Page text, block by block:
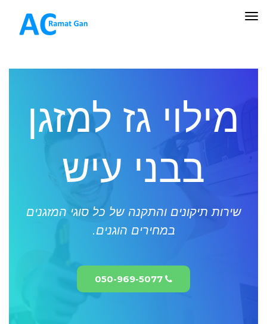
תפריט
מילוי גז למזגן
בבני עיש
שירות תיקונים והתקנה של כל סוגי המזגנים
במחירים הוגנים.
050-969-5077